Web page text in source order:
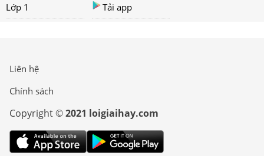
Lớp 1
Tải app
Liên hệ
Chính sách
Copyright ©2021 loigiaihay.com